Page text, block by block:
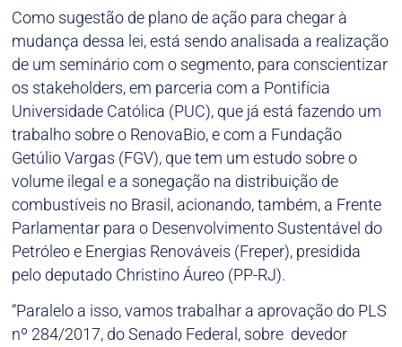
Como sugestão de plano de ação para chegar à
mudança dessa lei, está sendo analisada a realização
de um seminário com o segmento, para conscientizar
os stakeholders, em parceria com a Pontifícia
Universidade Católica (PUC), que já está fazendo um
trabalho sobre o RenovaBio, e com a Fundação
Getúlio Vargas (FGV), que tem um estudo sobre o
volume ilegal e a sonegação na distribuição de
combustíveis no Brasil, acionando, também, a Frente
Parlamentar para o Desenvolvimento Sustentável do
Petróleo e Energias Renováveis (Freper), presidida
pelo deputado Christino Áureo (PP-RJ).
“Paralelo a isso, vamos trabalhar a aprovação do PLS
nº 284/2017, do Senado Federal, sobre devedor